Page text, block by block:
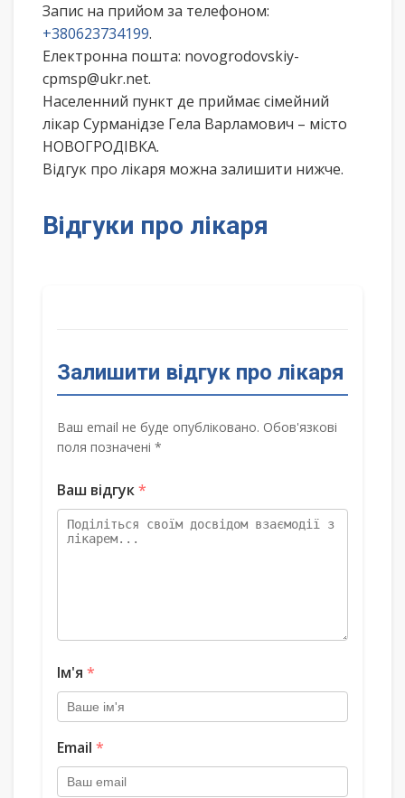
Запис на прийом за телефоном:
+380623734199.
Електронна пошта: novogrodovskiy-
cpmsp@ukr.net.
Населенний пункт де приймає сімейний
лікар Сурманідзе Гела Варламович – місто
НОВОГРОДІВКА.
Відгук про лікаря можна залишити нижче.
Відгуки про лікаря
Залишити відгук про лікаря
Ваш email не буде опубліковано. Обов'язкові
поля позначені *
Ваш відгук*
Ім'я *
Email *